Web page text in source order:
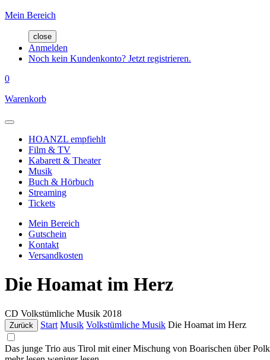
Mein Bereich
close
Anmelden
Noch kein Kundenkonto? Jetzt registrieren.
0
Warenkorb
HOANZL empfiehlt
Film & TV
Kabarett & Theater
Musik
Buch & Hörbuch
Streaming
Tickets
Mein Bereich
Gutschein
Kontakt
Versandkosten
Die Hoamat im Herz
CD Volkstümliche Musik 2018
Zurück Start Musik Volkstümliche Musik Die Hoamat im Herz
Das junge Trio aus Tirol mit einer Mischung von Boarischen über